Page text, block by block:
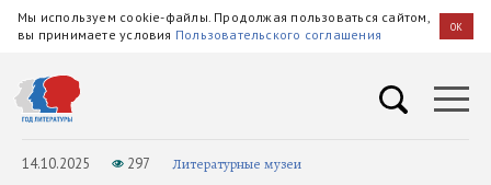
Мы используем cookie-файлы. Продолжая пользоваться сайтом,
вы принимаете условия Пользовательского соглашения OK
14.10.2025 297 Литературные музеи